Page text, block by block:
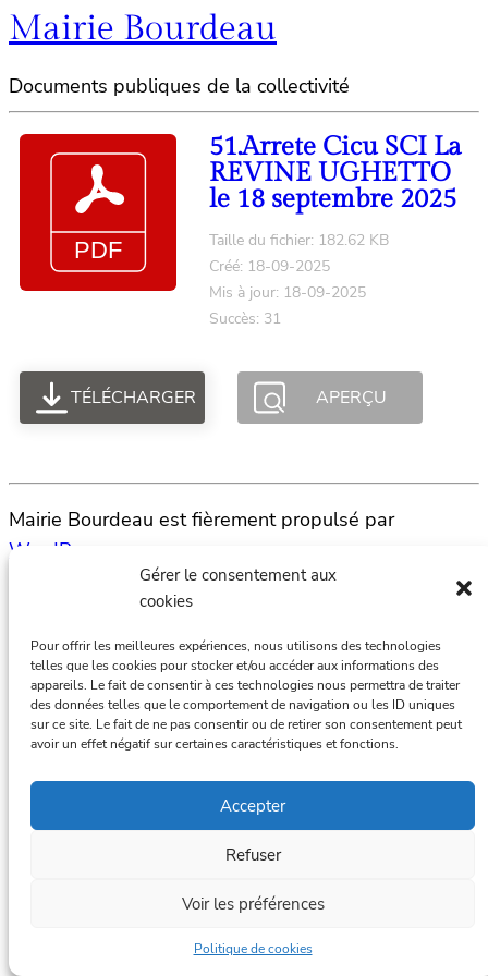
Gérer le consentement aux
cookies
Pour offrir les meilleures expériences, nous utilisons des technologies
telles que les cookies pour stocker et/ou accéder aux informations des
appareils. Le fait de consentir à ces technologies nous permettra de traiter
des données telles que le comportement de navigation ou les ID uniques
sur ce site. Le fait de ne pas consentir ou de retirer son consentement peut
avoir un effet négatif sur certaines caractéristiques et fonctions.
Accepter
Refuser
Voir les préférences
Politique de cookies
Mairie Bourdeau
Documents publiques de la collectivité
51.Arrete Cicu SCI La
REVINE UGHETTO
le 18 septembre 2025
Taille du fichier: 182.62 KB
Créé: 18-09-2025
Mis à jour: 18-09-2025
Succès: 31
TÉLÉCHARGER APERÇU
Mairie Bourdeau est fièrement propulsé par
WordPress